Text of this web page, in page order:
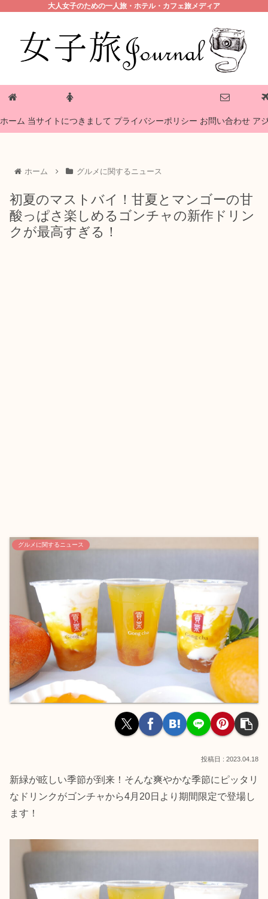
大人女子のための一人旅・ホテル・カフェ旅メディア
ホーム 当サイトにつきまして プライバシーポリシー お問い合わせ ア
ホーム グルメに関するニュース
初夏のマストバイ！甘夏とマンゴーの甘
酸っぱさ楽しめるゴンチャの新作ドリン
クが最高すぎる！
グルメに関するニュース
2023.04.18
新緑が眩しい季節が到来！そんな爽やかな季節にピッタリ
なドリンクがゴンチャから4月20日より期間限定で登場し
ます！